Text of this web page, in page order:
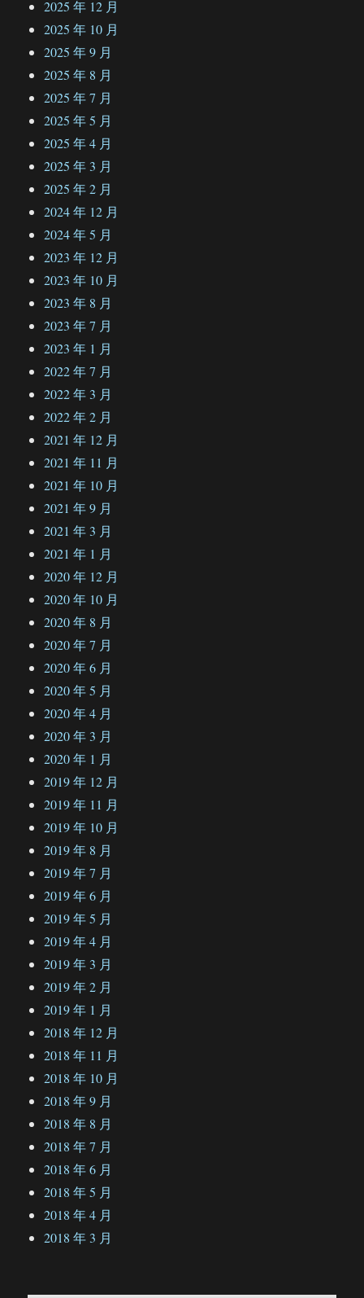
2025 年 12 月
2025 年 10 月
2025 年 9 月
2025 年 8 月
2025 年 7 月
2025 年 5 月
2025 年 4 月
2025 年 3 月
2025 年 2 月
2024 年 12 月
2024 年 5 月
2023 年 12 月
2023 年 10 月
2023 年 8 月
2023 年 7 月
2023 年 1 月
2022 年 7 月
2022 年 3 月
2022 年 2 月
2021 年 12 月
2021 年 11 月
2021 年 10 月
2021 年 9 月
2021 年 3 月
2021 年 1 月
2020 年 12 月
2020 年 10 月
2020 年 8 月
2020 年 7 月
2020 年 6 月
2020 年 5 月
2020 年 4 月
2020 年 3 月
2020 年 1 月
2019 年 12 月
2019 年 11 月
2019 年 10 月
2019 年 8 月
2019 年 7 月
2019 年 6 月
2019 年 5 月
2019 年 4 月
2019 年 3 月
2019 年 2 月
2019 年 1 月
2018 年 12 月
2018 年 11 月
2018 年 10 月
2018 年 9 月
2018 年 8 月
2018 年 7 月
2018 年 6 月
2018 年 5 月
2018 年 4 月
2018 年 3 月